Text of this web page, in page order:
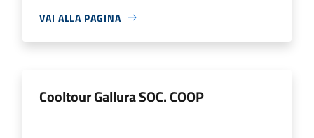
VAI ALLA PAGINA
Cooltour Gallura SOC. COOP